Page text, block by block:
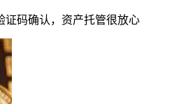
证码确认，资产托管很放心